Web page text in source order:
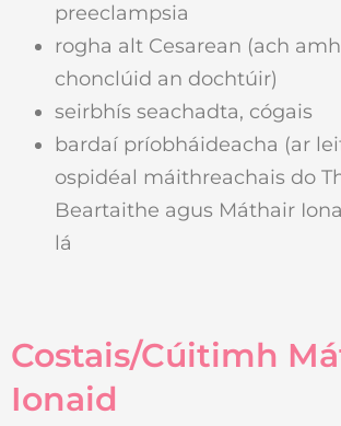
preeclampsia
rogha alt Cesarean (ach
chonclúid an dochtúir)
seirbhís seachadta, cógais
bardaí príobháideacha (ar
ospidéal máithreachais do
Beartaithe agus Máthair
lá
Costais/Cúitimh
Ionaid